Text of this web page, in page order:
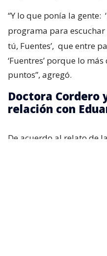
“Y lo que ponía la gente:
programa para
tú, Fuentes’, que entre
‘Fuentres’ porque lo
puntos”, agregó.
Doctora Cordero
relación con
De acuerdo al relato de